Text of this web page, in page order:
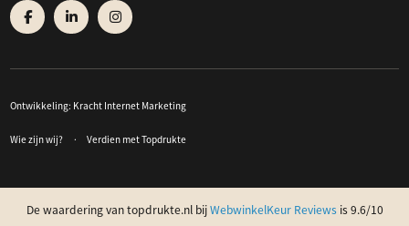
Ontwikkeling: Kracht Internet Marketing
Wie zijn wij? Verdien met Topdrukte
De waardering van topdrukte.nl bijWebwinkelKeur Reviewsis 9.6/10